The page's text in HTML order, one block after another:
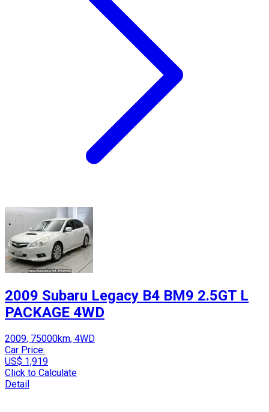
2009 Subaru Legacy B4 BM9 2.5GT L
PACKAGE 4WD
2009, 75000km, 4WD
Car Price:
US$ 1,919
Click to Calculate
Detail